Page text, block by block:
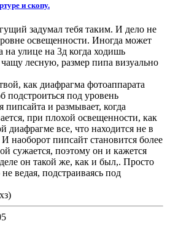
и скопу.
задумал тебя таким. И дело не
освещенности. Иногда может
на улице на 3д когда ходишь
лесную, размер пипа визуально
как диафрагма фотоаппарата
подстроиться под уровень
и размывает, когда
при плохой освещенности, как
диафрагме все, что находится не в
наоборот пипсайт становится более
сужается, поэтому он и кажется
он такой же, как и был,. Просто
ведая, подстраиваясь под